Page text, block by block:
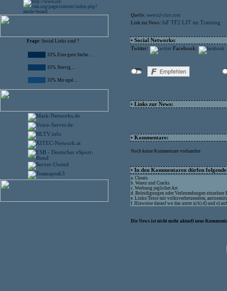
Frage: Social Links sind ?
33% Eine gute Sache ...
33% Nervig ...
33% Mir egal ...
Quelle: www.isf-clan.com
Link zur News:
IsF TF2.LIT im Training
• Social Networks:
Twitter:
Facebook:
• Links zur News:
• Kommentare:
Noch keine Kommentare vorhanden
• In den Kommentaren dürfen
a. Cheats
b. Warez und Cracks
c. Werbung jeglicher Art
d. Beleidigungen oder Verleumdungen einzelner
e. Links/Texte mit volksverhetzendem,
f. Hinweise darauf wo das unter a) b) d) und e)
Die News ist nicht mehr aktuell neue